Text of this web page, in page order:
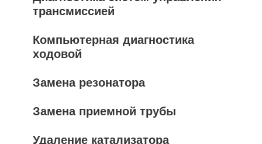
трансмиссией
Компьютерная диагностика
ходовой
Замена резонатора
Замена приемной трубы
Удаление катализатора